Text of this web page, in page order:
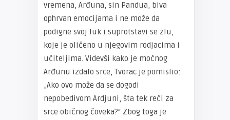
vremena, Arđuna, sin Pandua, biva
ophrvan emocijama i ne može da
podigne svoj luk i suprotstavi se zlu,
koje je oličeno u njegovim rodjacima i
učiteljima. Videvši kako je moćnog
Arđunu izdalo srce, Tvorac je pomislio:
„Ako ovo može da se dogodi
nepobedivom Ardjuni, šta tek reći za
srce običnog čoveka?“ Zbog toga je